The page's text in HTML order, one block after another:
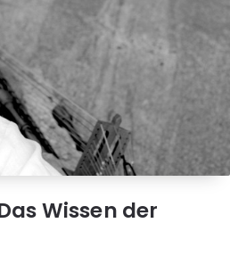
Wissen der